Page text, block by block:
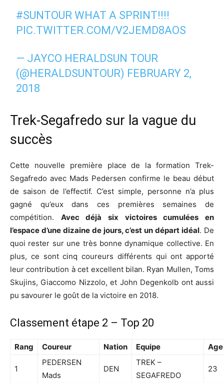
#SUNTOUR WHAT A SPRINT!!!!
PIC.TWITTER.COM/V2JEMD8AOS
— JAYCO HERALDSUN TOUR
(@HERALDSUNTOUR) FEBRUARY 2,
2018
Trek-Segafredo sur la vague du
succès
Cette nouvelle première place de la formation Trek-
Segafredo avec Mads Pedersen confirme le beau début
de saison de l’effectif. C’est simple, personne n’a plus
gagné qu’eux dans ces premières semaines de
compétition. Avec déjà six victoires cumulées en
l’espace d’une dizaine de jours, c’est un départ idéal. De
quoi rester sur une très bonne dynamique collective. En
plus, ce sont cinq coureurs différents qui ont apporté
leur contribution à cet excellent bilan. Ryan Mullen, Toms
Skujins, Giaccomo Nizzolo, et John Degenkolb ont aussi
pu savourer le goût de la victoire en 2018.
Classement étape 2 – Top 20
Rang Coureur Nation Equipe Age
1
PEDERSEN
Mads
DEN
TREK –
SEGAFREDO
23